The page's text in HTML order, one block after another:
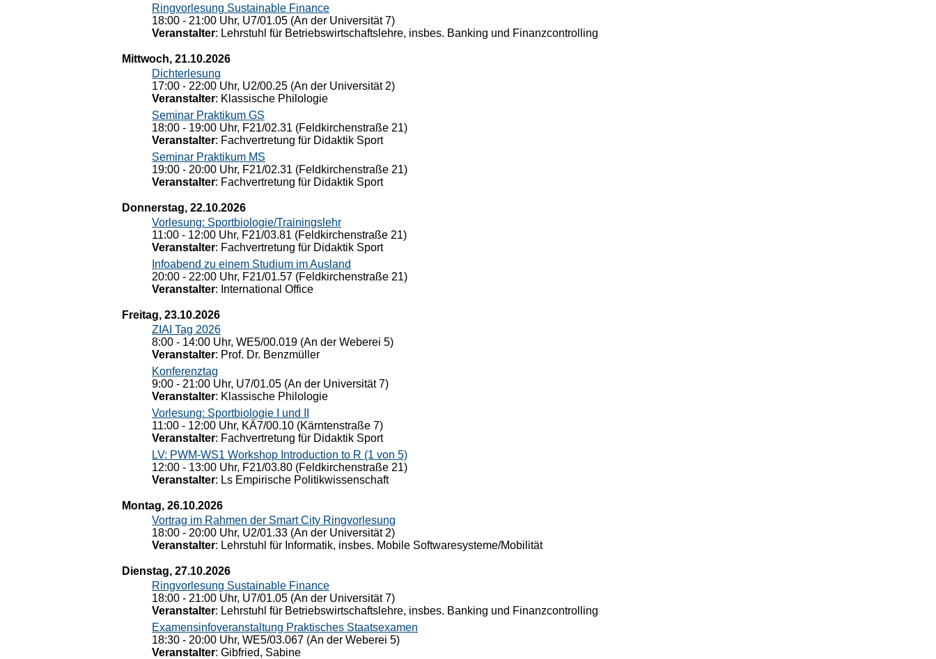
Ringvorlesung Sustainable Finance
18:00 - 21:00 Uhr, U7/01.05 (An der Universität 7)
Veranstalter: Lehrstuhl für Betriebswirtschaftslehre, insbes. Banking und Finanzcontrolling
Mittwoch, 21.10.2026
Dichterlesung
17:00 - 22:00 Uhr, U2/00.25 (An der Universität 2)
Veranstalter: Klassische Philologie
Seminar Praktikum GS
18:00 - 19:00 Uhr, F21/02.31 (Feldkirchenstraße 21)
Veranstalter: Fachvertretung für Didaktik Sport
Seminar Praktikum MS
19:00 - 20:00 Uhr, F21/02.31 (Feldkirchenstraße 21)
Veranstalter: Fachvertretung für Didaktik Sport
Donnerstag, 22.10.2026
Vorlesung: Sportbiologie/Trainingslehr
11:00 - 12:00 Uhr, F21/03.81 (Feldkirchenstraße 21)
Veranstalter: Fachvertretung für Didaktik Sport
Infoabend zu einem Studium im Ausland
20:00 - 22:00 Uhr, F21/01.57 (Feldkirchenstraße 21)
Veranstalter: International Office
Freitag, 23.10.2026
ZIAI Tag 2026
8:00 - 14:00 Uhr, WE5/00.019 (An der Weberei 5)
Veranstalter: Prof. Dr. Benzmüller
Konferenztag
9:00 - 21:00 Uhr, U7/01.05 (An der Universität 7)
Veranstalter: Klassische Philologie
Vorlesung: Sportbiologie I und II
11:00 - 12:00 Uhr, KÄ7/00.10 (Kärntenstraße 7)
Veranstalter: Fachvertretung für Didaktik Sport
LV: PWM-WS1 Workshop Introduction to R (1 von 5)
12:00 - 13:00 Uhr, F21/03.80 (Feldkirchenstraße 21)
Veranstalter: Ls Empirische Politikwissenschaft
Montag, 26.10.2026
Vortrag im Rahmen der Smart City Ringvorlesung
18:00 - 20:00 Uhr, U2/01.33 (An der Universität 2)
Veranstalter: Lehrstuhl für Informatik, insbes. Mobile Softwaresysteme/Mobilität
Dienstag, 27.10.2026
Ringvorlesung Sustainable Finance
18:00 - 21:00 Uhr, U7/01.05 (An der Universität 7)
Veranstalter: Lehrstuhl für Betriebswirtschaftslehre, insbes. Banking und Finanzcontrolling
Examensinfoveranstaltung Praktisches Staatsexamen
18:30 - 20:00 Uhr, WE5/03.067 (An der Weberei 5)
Veranstalter: Gibfried, Sabine